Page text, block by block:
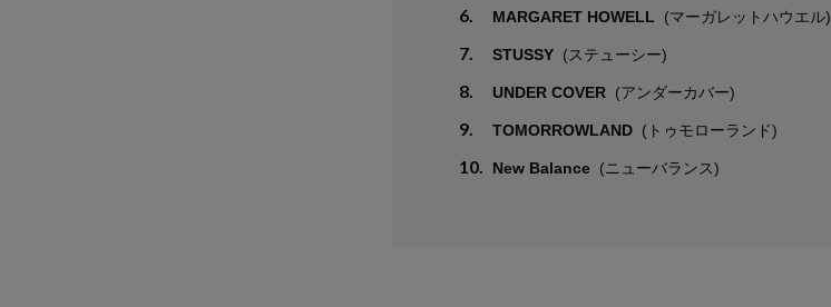
6. MARGARET HOWELL (マーガレットハウエル)
7. STUSSY (ステューシー)
8. UNDER COVER (アンダーカバー)
9. TOMORROWLAND (トゥモローランド)
10. New Balance (ニューバランス)